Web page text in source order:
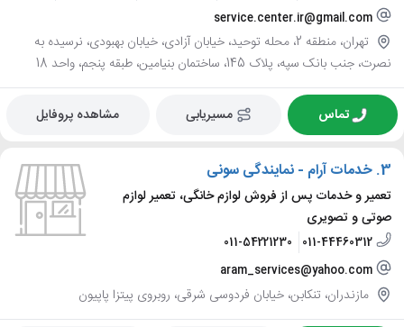
service.center.ir@gmail.com
تهران، منطقه 2، محله توحید، خیابان آزادی، خیابان بهبودی، نرسیده به
نصرت، جنب بانک سپه، پلاک 145، ساختمان بنیامین، طبقه پنجم، واحد 18
تماس مسیریابی مشاهده پروفایل
3. خدمات آرام - نمایندگی سونی
تعمیر و خدمات پس از فروش لوازم خانگی، تعمیر لوازم
صوتی و تصویری
011-44460312
011-54221230
aram_services@yahoo.com
مازندران، تنکابن، خیابان فردوسی شرقی، روبروی پیتزا پاپیون